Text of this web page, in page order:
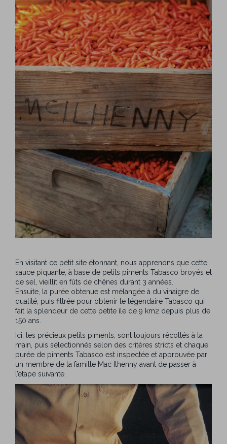
En visitant ce petit site étonnant, nous apprenons que cette
sauce piquante, à base de petits piments Tabasco broyés et
de sel, vieillit en fûts de chênes durant 3 années.
Ensuite, la purée obtenue est mélangée à du vinaigre de
qualité, puis filtrée pour obtenir le légendaire Tabasco qui
fait la splendeur de cette petite île de 9 km2 depuis plus de
150 ans.
Ici, les précieux petits piments, sont toujours récoltés à la
main, puis sélectionnés selon des critères stricts et chaque
purée de piments Tabasco est inspectée et approuvée par
un membre de la famille Mac Ilhenny avant de passer à
l’étape suivante.